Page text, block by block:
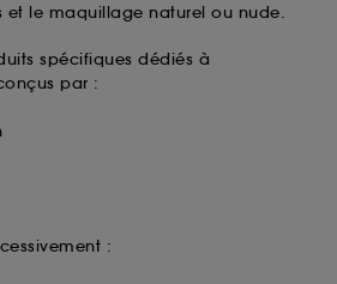
et le maquillage naturel ou nude.
spécifiques dédiés à
par :
: